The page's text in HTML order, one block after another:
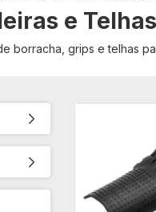
e Telhas
borracha, grips e telhas